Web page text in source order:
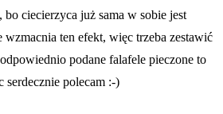
ciecierzyca już sama w sobie jest
wzmacnia ten efekt, więc trzeba zestawić
podane falafele pieczone to
serdecznie polecam :-)